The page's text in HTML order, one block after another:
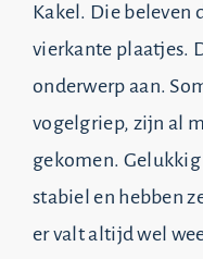
Kakel. Die beleven
vierkante plaatjes.
onderwerp aan.
vogelgriep, zijn al
gekomen.
stabiel en hebben
er valt altijd wel